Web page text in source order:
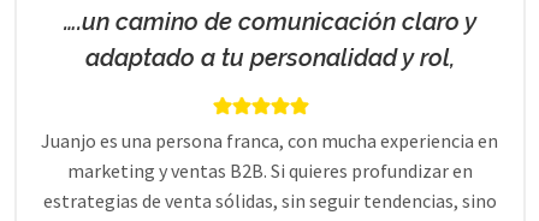
….un camino de comunicación claro y
adaptado a tu personalidad y rol,
Juanjo es una persona franca, con mucha experiencia en
marketing y ventas B2B. Si quieres profundizar en
estrategias de venta sólidas, sin seguir tendencias, sino